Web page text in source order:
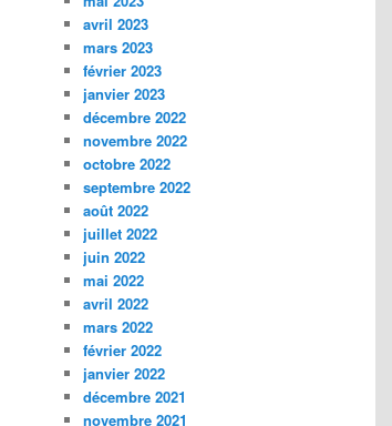
avril 2023
mars 2023
février 2023
janvier 2023
décembre 2022
novembre 2022
octobre 2022
septembre 2022
août 2022
juillet 2022
juin 2022
mai 2022
avril 2022
mars 2022
février 2022
janvier 2022
décembre 2021
novembre 2021